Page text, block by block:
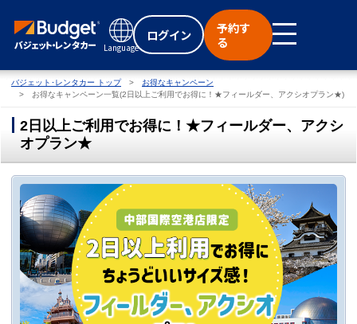
Language
ログイン
予約す
る
バジェット･レンタカー トップ
お得なキャンペーン
お得なキャンペーン一覧(2日以上ご利用でお得に！★フィールダー、アクシオプラン★)
2日以上ご利用でお得に！★フィールダー、アクシ
オプラン★